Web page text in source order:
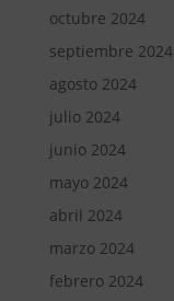
octubre 2024
septiembre 2024
agosto 2024
julio 2024
junio 2024
mayo 2024
abril 2024
marzo 2024
febrero 2024